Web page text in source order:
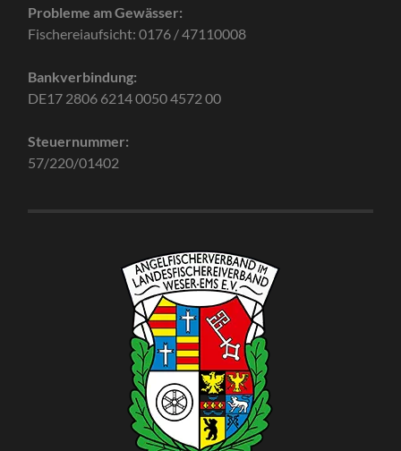
Probleme am Gewässer:
Fischereiaufsicht: 0176 / 47110008
Bankverbindung:
DE17 2806 6214 0050 4572 00
Steuernummer:
57/220/01402